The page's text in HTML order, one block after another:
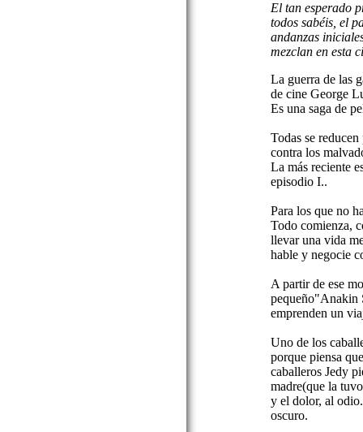
El tan esperado
todos sabéis, el
andanzas
mezclan en esta
La guerra de las
de cine George
Es una saga de
Todas se
contra los
La más reciente
episodio I..
Para los que no
Todo comienza,
llevar una vida
hable y negocie
A partir de ese
pequeño"Anakin
emprenden un
Uno de los
porque piensa
caballeros Jedy
madre(que la
y el dolor, al
oscuro.